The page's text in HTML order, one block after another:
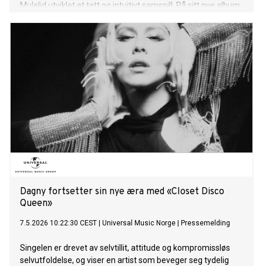
Mulelid utviklet et tett og intuitivt samspill. På sitt nye album
Dagny fortsetter sin nye æra med «Closet Disco
Queen»
7.5.2026 10:22:30 CEST Universal Music Norge Pressemelding
Singelen er drevet av selvtillit, attitude og kompromissløs
selvutfoldelse, og viser en artist som beveger seg tydelig